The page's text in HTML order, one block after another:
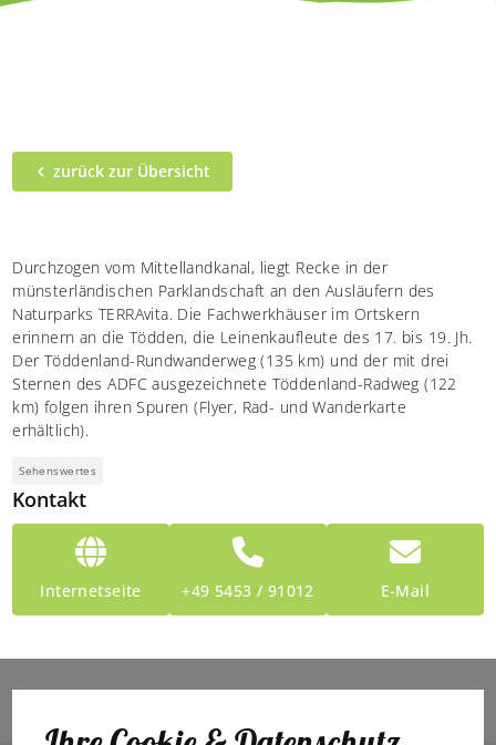
zurück zur Übersicht
Durchzogen vom Mittellandkanal, liegt Recke in der
münsterländischen Parklandschaft an den Ausläufern des
Naturparks TERRAvita. Die Fachwerkhäuser im Ortskern
erinnern an die Tödden, die Leinenkaufleute des 17. bis 19. Jh.
Der Töddenland-Rundwanderweg (135 km) und der mit drei
Sternen des ADFC ausgezeichnete Töddenland-Radweg (122
km) folgen ihren Spuren (Flyer, Rad- und Wanderkarte
erhältlich).
Sehenswertes
Kontakt
Internetseite +49 5453 / 91012 E-Mail